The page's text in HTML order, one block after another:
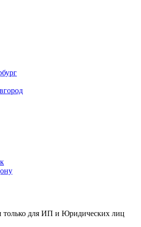
только для ИП и Юридических лиц